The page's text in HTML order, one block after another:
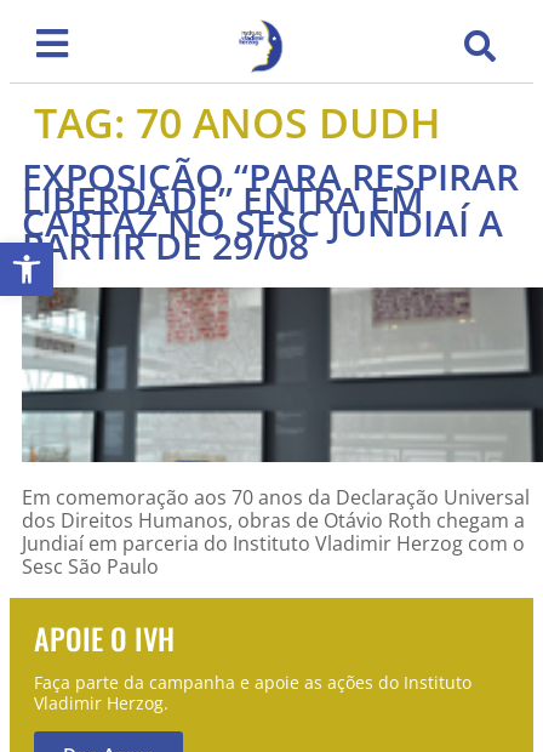
Abrir a barra de ferramentas
TAG: 70 ANOS DUDH
EXPOSIÇÃO “PARA RESPIRAR
LIBERDADE” ENTRA EM
CARTAZ NO SESC JUNDIAÍ A
PARTIR DE 29/08
Em comemoração aos 70 anos da Declaração Universal
dos Direitos Humanos, obras de Otávio Roth chegam a
Jundiaí em parceria do Instituto Vladimir Herzog com o
Sesc São Paulo
APOIE O IVH
Faça parte da campanha e apoie as ações do Instituto
Vladimir Herzog.